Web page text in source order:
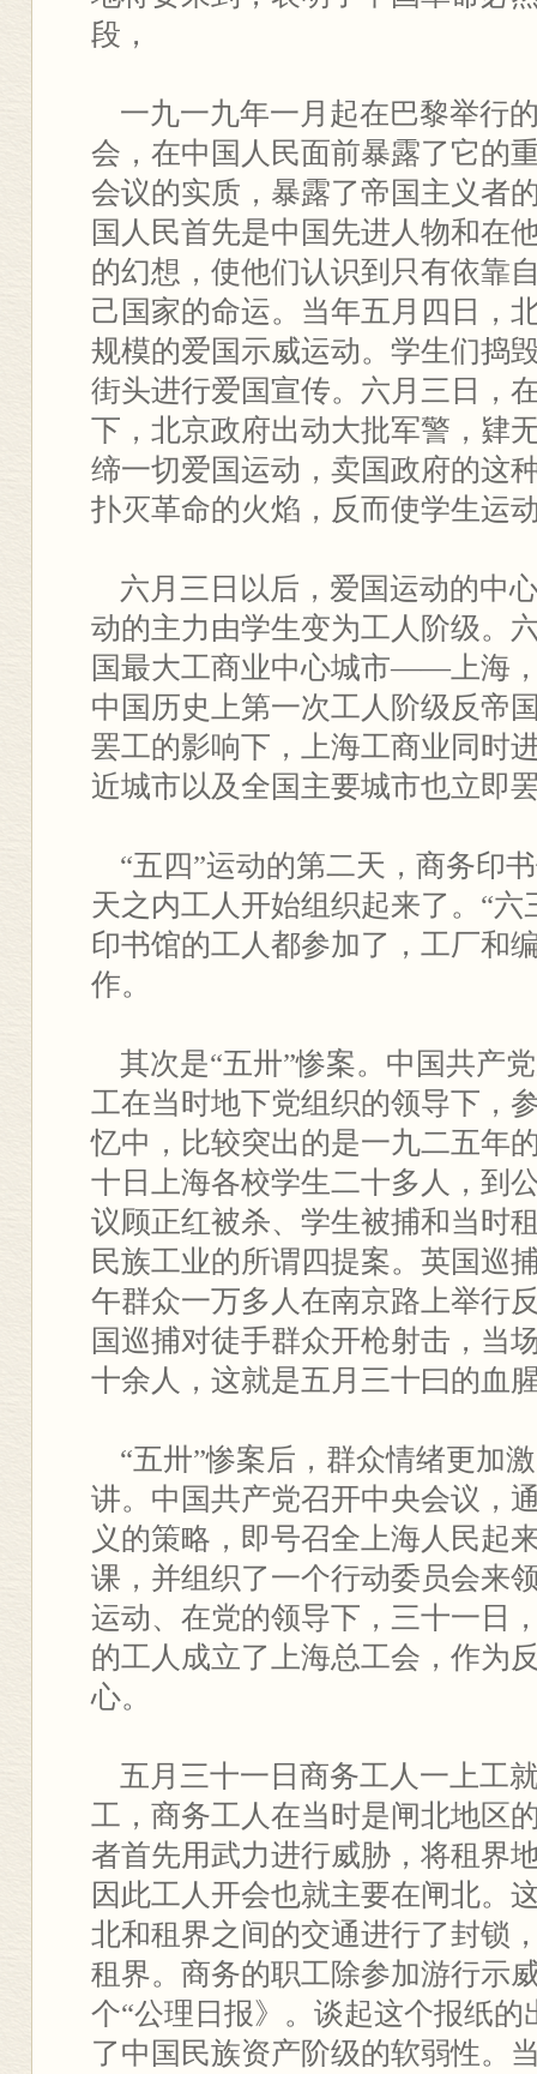
段，
一九一九年一月起在巴黎举行
会，在中国人民面前暴露了它的
会议的实质，暴露了帝国主义者
国人民首先是中国先进人物和在
的幻想，使他们认识到只有依靠
己国家的命运。当年五月四日，
规模的爱国示威运动。学生们捣
街头进行爱国宣传。六月三日，
下，北京政府出动大批军警，肄
缔一切爱国运动，卖国政府的这
扑灭革命的火焰，反而使学生运
六月三日以后，爱国运动的中
动的主力由学生变为工人阶级。
国最大工商业中心城市——上海
中国历史上第一次工人阶级反帝
罢工的影响下，上海工商业同时
近城市以及全国主要城市也立即
“五四”运动的第二天，商务印
天之内工人开始组织起来了。“六
印书馆的工人都参加了，工厂和
作。
其次是“五卅”惨案。中国共产
工在当时地下党组织的领导下，
忆中，比较突出的是一九二五年
十日上海各校学生二十多人，到
议顾正红被杀、学生被捕和当时
民族工业的所谓四提案。英国巡
午群众一万多人在南京路上举行
国巡捕对徒手群众开枪射击，当
十余人，这就是五月三十曰的血
“五卅”惨案后，群众情绪更加
讲。中国共产党召开中央会议，
义的策略，即号召全上海人民起
课，并组织了一个行动委员会来
运动、在党的领导下，三十一日
的工人成立了上海总工会，作为
心。
五月三十一日商务工人一上工
工，商务工人在当时是闸北地区
者首先用武力进行威胁，将租界
因此工人开会也就主要在闸北。
北和租界之间的交通进行了封锁
租界。商务的职工除参加游行示
个“公理日报》。谈起这个报纸
了中国民族资产阶级的软弱性。